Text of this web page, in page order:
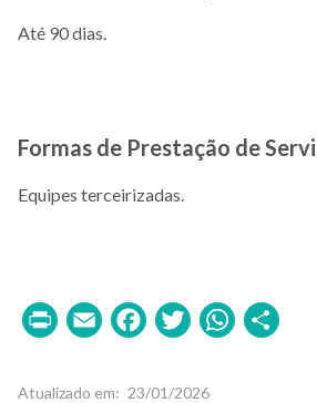
Até 90 dias.
Formas de Prestação de
Equipes terceirizadas.
PrintEmailFacebook
Twitter
Atualizado em 23/01/2026